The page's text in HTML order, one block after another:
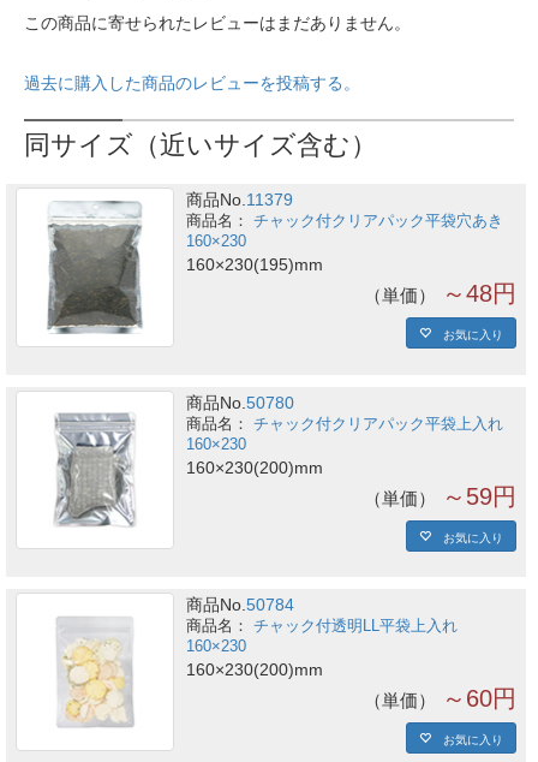
この商品に寄せられたレビューはまだありません。
過去に購入した商品のレビューを投稿する。
同サイズ（近いサイズ含む）
商品No.11379
チャック付クリアパック平袋穴あき
160×230
160×230(195)mm
単価 ～48円
お気に入り
商品No.50780
チャック付クリアパック平袋上入れ
160×230
160×230(200)mm
単価 ～59円
お気に入り
商品No.50784
チャック付透明LL平袋上入れ
160×230
160×230(200)mm
単価 ～60円
お気に入り